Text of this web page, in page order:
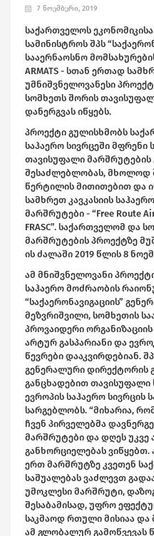
7 ნოემბერი, 2019
საქართველოს
სამინისტროს შპს
სააერნაოსნო
ARMATS - სთან ერთად
უმნიშვნელოვანესი
სომხეთს შორის
დანერგვას იწყებს.
პროექტი გულისხმობს
საჰაერო სივრცეში
თავისუფალი მარშრუტების
შესაძლებლობას, მხოლოდ
წერტილის მითითებით და
სამხრეთ კავკასიის
მარშრუტები - “Free Route
FRASC”. საქართველომ და
მარშრუტების პროექტზე
ის ძალაში 2019 წლის 8
ამ მნიშვნელოვანი
საჰაერო მოძრაობის
“საქაერონავიგაციის”
მეზვრიშვილი, სომხეთის
პროვაიდერი
არტურ გასპარიანი და
წევრები დააკვირდებიან.
გენერალური დირექტორის
განცხადებით
ევროპის საჰაერო სივრცის
სარგებლობს. “მიხარია,
ჩვენ პირველებმა
მარშრუტები და დღეს უკვე
განხორციელებას ვიწყებთ.
ერთ მარშრუტზე კვეთენ
საშუალებას ვაძლევთ
უმოკლესი მარშრუტი,
შესაბამისად, უფრო
საკმაოდ რთული მისიაა და
ამ გლობალურ გამოწვევას